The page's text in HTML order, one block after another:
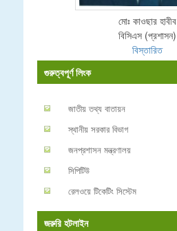
মোঃ কাওছার হাবীব
বিসিএস (প্রশাসন)
বিস্তারিত
গুরুত্বপূর্ণ লিংক
জাতীয় তথ্য বাতায়ন
স্থানীয় সরকার বিভাগ
জনপ্রশাসন মন্ত্রণালয়
সিপিটিউ
রেলওয়ে টিকেটিং সিস্টেম
জরুরি হটলাইন